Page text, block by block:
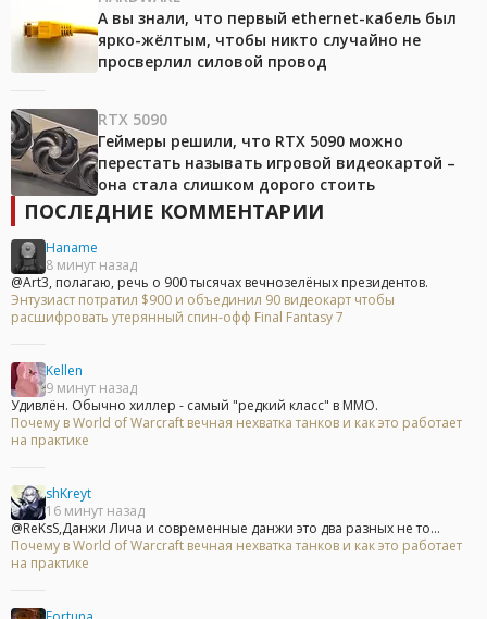
А вы знали, что первый ethernet-кабель был
ярко-жёлтым, чтобы никто случайно не
просверлил силовой провод
RTX 5090
Геймеры решили, что RTX 5090 можно
перестать называть игровой видеокартой –
она стала слишком дорого стоить
ПОСЛЕДНИЕ КОММЕНТАРИИ
Haname
8 минут назад
@Art3, полагаю, речь о 900 тысячах вечнозелёных президентов.
Энтузиаст потратил $900 и объединил 90 видеокарт чтобы
расшифровать утерянный спин-офф Final Fantasy 7
Kellen
9 минут назад
Удивлён. Обычно хиллер - самый "редкий класс" в ММО.
Почему в World of Warcraft вечная нехватка танков и как это работает
на практике
shKreyt
16 минут назад
@ReKsS,Данжи Лича и современные данжи это два разных не то...
Почему в World of Warcraft вечная нехватка танков и как это работает
на практике